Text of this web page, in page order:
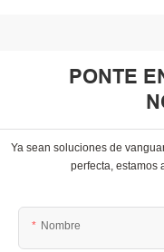
PONTE
Ya sean soluciones de
perfecta, estamos
Nombre